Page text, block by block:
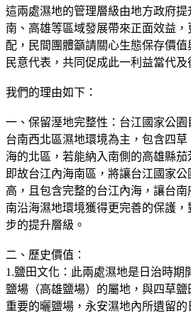
這兩處濕地的管理層級由地方政府
南、高雄等區域發展帶來正面效益
配，民間團體籲請關心生態保存價
民意代表，共同促成此一利益當代及
我們的理由如下：
一、保留溼地完整性：台江國家公
台南西北區濕地環境為主，包含四
海的北區，若能納入南側的高雄縣茄
即故台江內海南區，將讓台江國家
高，且包含完整的台江內海，讓台
南沿海濕地環境獲得更完善的保護
步的提升層級。
二、歷史價值：
1.鹽田文化：此兩處濕地是日治時期
鹽場（高雄鹽場）的屬地，與四草
重要的曬鹽場，永安濕地內所遺留